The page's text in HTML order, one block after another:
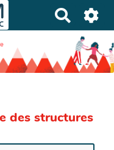
e
c
h
e
h
des structures